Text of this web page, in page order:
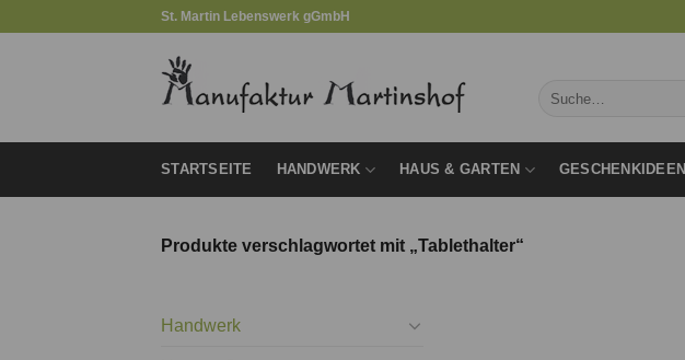
St. Martin Lebenswerk gGmbH
STARTSEITE HANDWERK HAUS & GARTEN GESCHENKIDEEN
Produkte verschlagwortet mit „Tablethalter“
Handwerk